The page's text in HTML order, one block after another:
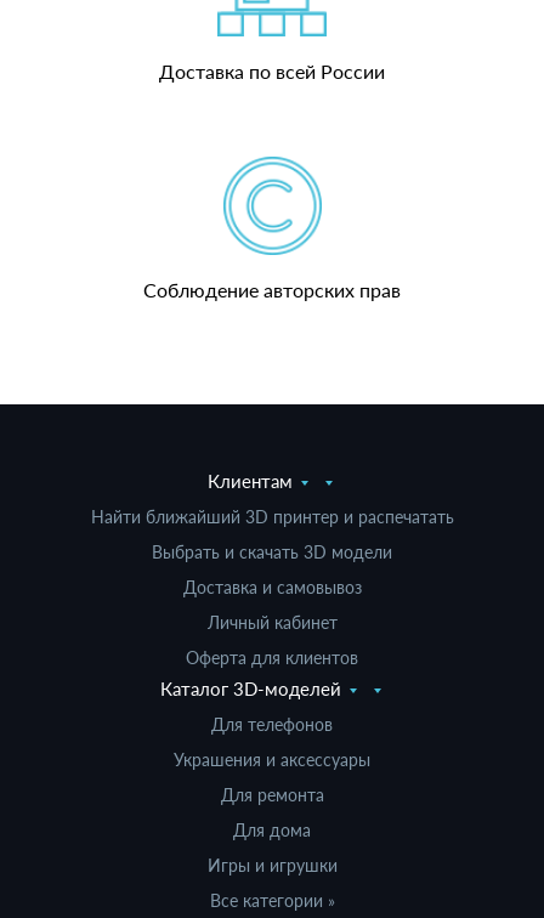
Доставка по всей России
Соблюдение авторских прав
Клиентам
Найти ближайший 3D принтер и распечатать
Выбрать и скачать 3D модели
Доставка и самовывоз
Личный кабинет
Оферта для клиентов
Каталог 3D-моделей
Для телефонов
Украшения и аксессуары
Для ремонта
Для дома
Игры и игрушки
Все категории »